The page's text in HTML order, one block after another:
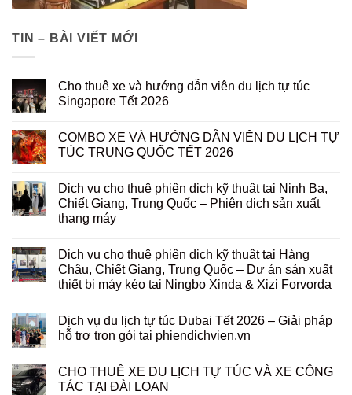
TIN – BÀI VIẾT MỚI
Cho thuê xe và hướng dẫn viên du lịch tự túc
Singapore Tết 2026
COMBO XE VÀ HƯỚNG DẪN VIÊN DU LỊCH TỰ
TÚC TRUNG QUỐC TẾT 2026
Dịch vụ cho thuê phiên dịch kỹ thuật tại Ninh Ba,
Chiết Giang, Trung Quốc – Phiên dịch sản xuất
thang máy
Dịch vụ cho thuê phiên dịch kỹ thuật tại Hàng
Châu, Chiết Giang, Trung Quốc – Dự án sản xuất
thiết bị máy kéo tại Ningbo Xinda & Xizi Forvorda
Dịch vụ du lịch tự túc Dubai Tết 2026 – Giải pháp
hỗ trợ trọn gói tại phiendichvien.vn
CHO THUÊ XE DU LỊCH TỰ TÚC VÀ XE CÔNG
TÁC TẠI ĐÀI LOAN